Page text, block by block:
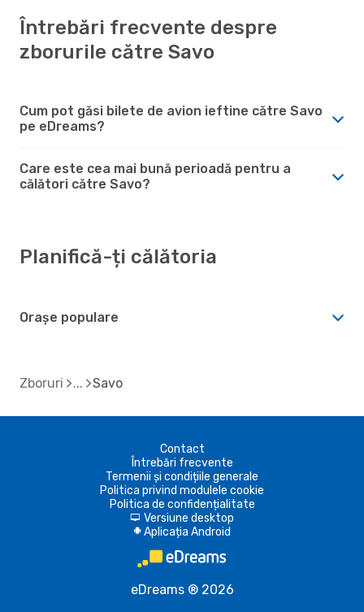
Întrebări frecvente despre
zborurile către Savo
Cum pot găsi bilete de avion ieftine către Savo
pe eDreams?
Care este cea mai bună perioadă pentru a
călători către Savo?
Planifică-ți călătoria
Orașe populare
Zboruri Savo
Contact
Întrebări frecvente
Termenii și condițiile generale
Politica privind modulele cookie
Politica de confidențialitate
d Versiune desktop
A Aplicația Android
eDreams ® 2026